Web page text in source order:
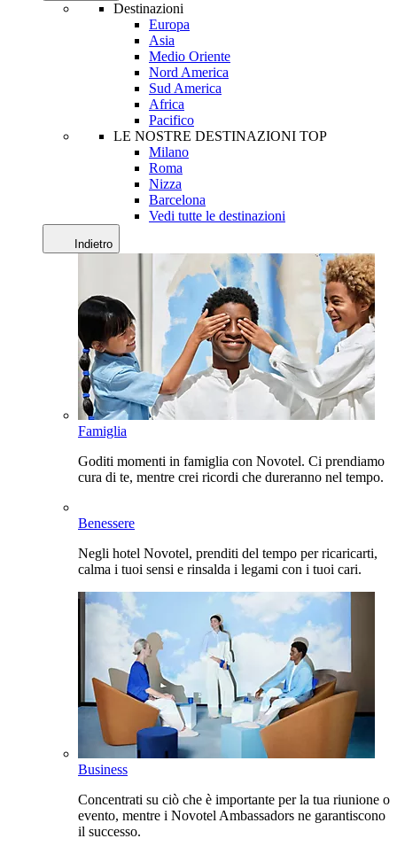
Destinazioni
Europa
Asia
Medio Oriente
Nord America
Sud America
Africa
Pacifico
LE NOSTRE DESTINAZIONI TOP
Milano
Roma
Nizza
Barcelona
Vedi tutte le destinazioni
Indietro
Famiglia
Goditi momenti in famiglia con Novotel. Ci prendiamo
cura di te, mentre crei ricordi che dureranno nel tempo.
Benessere
Negli hotel Novotel, prenditi del tempo per ricaricarti,
calma i tuoi sensi e rinsalda i legami con i tuoi cari.
Business
Concentrati su ciò che è importante per la tua riunione o
evento, mentre i Novotel Ambassadors ne garantiscono
il successo.